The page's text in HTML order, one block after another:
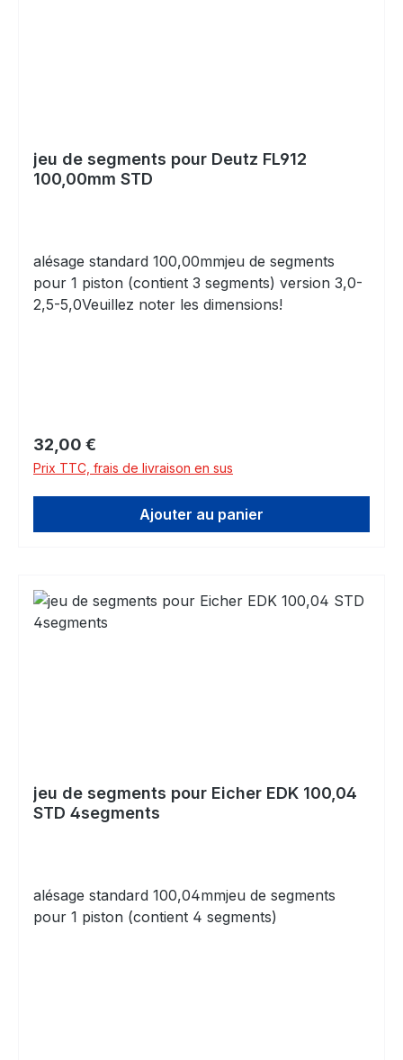
jeu de segments pour Deutz FL912
100,00mm STD
alésage standard 100,00mmjeu de segments
pour 1 piston (contient 3 segments) version 3,0-
2,5-5,0Veuillez noter les dimensions!
Prix régulier :
32,00 €
Prix TTC, frais de livraison en sus
Ajouter au panier
jeu de segments pour Eicher EDK 100,04
STD 4segments
alésage standard 100,04mmjeu de segments
pour 1 piston (contient 4 segments)